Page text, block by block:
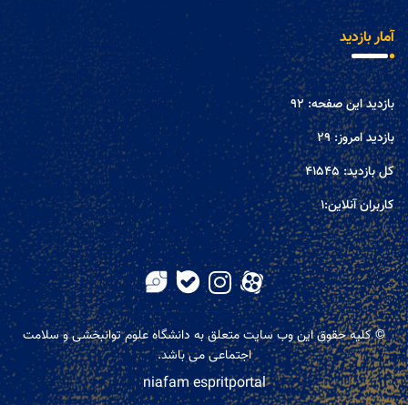
آمار بازدید
بازدید این صفحه:92
بازدید امروز:29
کل بازدید:41545
کاربران آنلاین:1
© کلیه حقوق این وب سایت متعلق به دانشگاه علوم توانبخشی و سلامت
اجتماعی می باشد.
niafam espritportal